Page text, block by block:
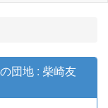
団地 : 柴崎友